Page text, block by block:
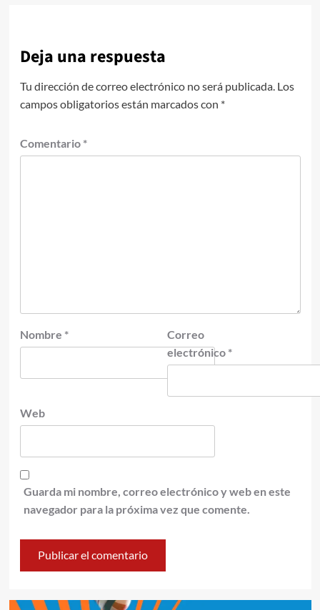
Deja una respuesta
Tu dirección de correo electrónico no será publicada. Los
campos obligatorios están marcados con *
Comentario *
Nombre *
Correo
electrónico *
Web
Guarda mi nombre, correo electrónico y web en este
navegador para la próxima vez que comente.